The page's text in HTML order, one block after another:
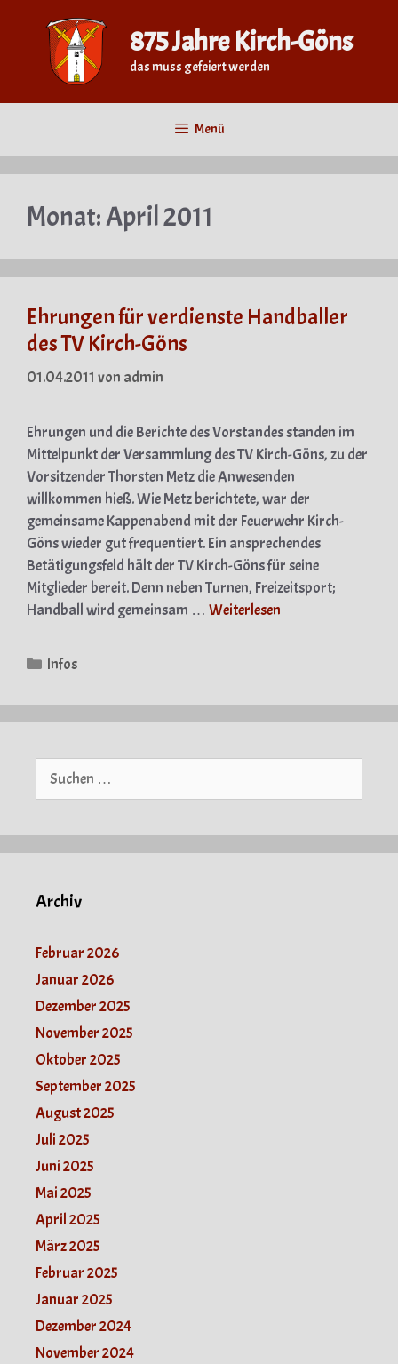
springen
875 Jahre Kirch-Göns
das muss gefeiert werden
Menü
Monat:April 2011
Ehrungen für verdienste Handballer
des TV Kirch-Göns
01.04.2011 von admin
Ehrungen und die Berichte des Vorstandes standen im
Mittelpunkt der Versammlung des TV Kirch-Göns, zu der
Vorsitzender Thorsten Metz die Anwesenden
willkommen hieß. Wie Metz berichtete, war der
gemeinsame Kappenabend mit der Feuerwehr Kirch-
Göns wieder gut frequentiert. Ein ansprechendes
Betätigungsfeld hält der TV Kirch-Göns für seine
Mitglieder bereit. Denn neben Turnen, Freizeitsport;
Handball wird gemeinsam … Weiterlesen
Kategorien
Infos
Suche
Archiv
Februar 2026
Januar 2026
Dezember 2025
November 2025
Oktober 2025
September 2025
August 2025
Juli 2025
Juni 2025
Mai 2025
April 2025
März 2025
Februar 2025
Januar 2025
Dezember 2024
November 2024